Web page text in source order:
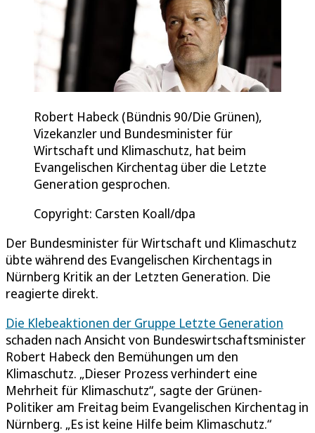
Robert Habeck (Bündnis 90/Die Grünen),
Vizekanzler und Bundesminister für
Wirtschaft und Klimaschutz, hat beim
Evangelischen Kirchentag über die Letzte
Generation gesprochen.
Copyright: Carsten Koall/dpa
Der Bundesminister für Wirtschaft und Klimaschutz
übte während des Evangelischen Kirchentags in
Nürnberg Kritik an der Letzten Generation. Die
reagierte direkt.
Die Klebeaktionen der Gruppe Letzte Generation
schaden nach Ansicht von Bundeswirtschaftsminister
Robert Habeck den Bemühungen um den
Klimaschutz. „Dieser Prozess verhindert eine
Mehrheit für Klimaschutz“, sagte der Grünen-
Politiker am Freitag beim Evangelischen Kirchentag in
Nürnberg. „Es ist keine Hilfe beim Klimaschutz.“